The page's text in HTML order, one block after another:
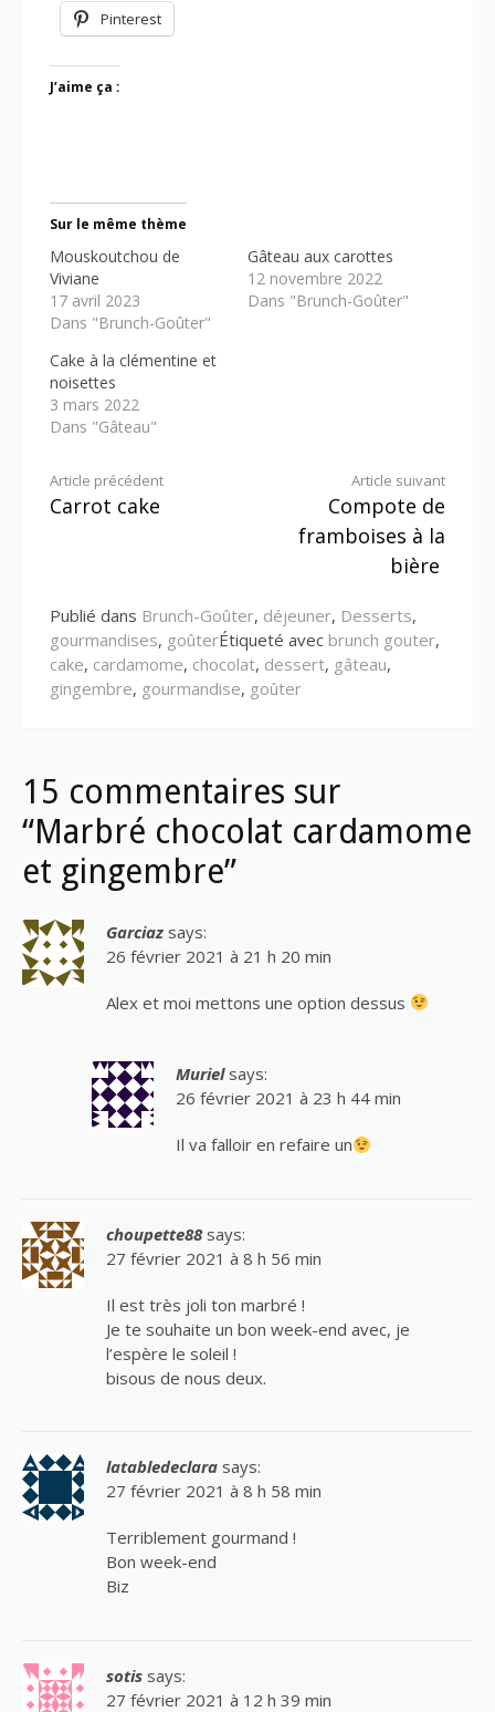
Pinterest
J’aime ça :
Sur le même thème
Mouskoutchou de
Viviane
17 avril 2023
Dans "Brunch-Goûter"
Gâteau aux carottes
12 novembre 2022
Dans "Brunch-Goûter"
Cake à la clémentine et
noisettes
3 mars 2022
Dans "Gâteau"
Lire
Article précédent
Carrot cake
Article suivant
Compote de
framboises à la
bière
Publié dans Brunch-Goûter, déjeuner, Desserts,
gourmandises, goûterÉtiqueté avec brunch gouter,
cake, cardamome, chocolat, dessert, gâteau,
gingembre, gourmandise, goûter
15 commentaires sur
“Marbré chocolat cardamome
et gingembre”
Garciaz says:
26 février 2021 à 21 h 20 min
Alex et moi mettons une option dessus
Muriel says:
26 février 2021 à 23 h 44 min
Il va falloir en refaire un
choupette88 says:
27 février 2021 à 8 h 56 min
Il est très joli ton marbré !
Je te souhaite un bon week-end avec, je
l’espère le soleil !
bisous de nous deux.
latabledeclara says:
27 février 2021 à 8 h 58 min
Terriblement gourmand !
Bon week-end
Biz
sotis says:
27 février 2021 à 12 h 39 min